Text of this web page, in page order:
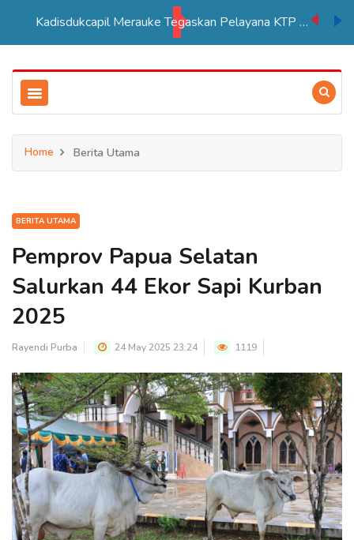
Kadisdukcapil Merauke Tegaskan Pelayana KTP Sesuai SOP
Home Berita Utama
BERITA UTAMA
Pemprov Papua Selatan
Salurkan 44 Ekor Sapi Kurban
2025
Rayendi Purba 24 May 2025 23:24 1119